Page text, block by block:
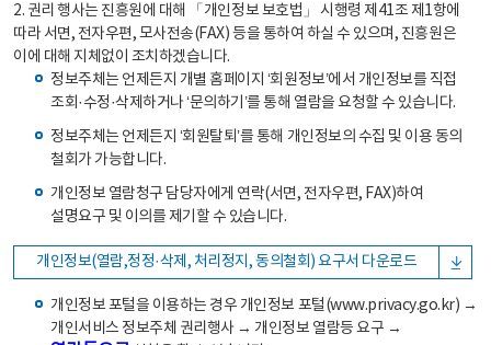
2. 권리 행사는 진흥원에 대해 「개인정보 보호법」 시행령 제41조 제1항에
따라 서면, 전자우편, 모사전송(FAX) 등을 통하여 하실 수 있으며, 진흥원은
이에 대해 지체없이 조치하겠습니다.
정보주체는 언제든지 개별 홈페이지 ‘회원정보’에서 개인정보를 직접
조회·수정·삭제하거나 ‘문의하기’를 통해 열람을 요청할 수 있습니다.
정보주체는 언제든지 ‘회원탈퇴’를 통해 개인정보의 수집 및 이용 동의
철회가 가능합니다.
개인정보 열람청구 담당자에게 연락(서면, 전자우편, FAX)하여
설명요구 및 이의를 제기할 수 있습니다.
개인정보(열람,정정·삭제, 처리정지, 동의철회) 요구서 다운로드
개인정보 포털을 이용하는 경우 개인정보 포털(www.privacy.go.kr) →
개인서비스 정보주체 권리행사 → 개인정보 열람등 요구 →